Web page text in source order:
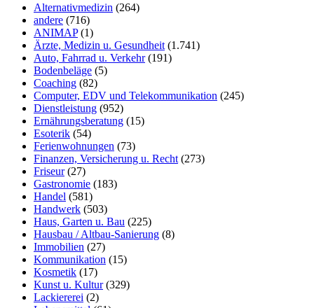
Alternativmedizin (264)
andere (716)
ANIMAP(1)
Ärzte, Medizin u. Gesundheit (1.741)
Auto, Fahrrad u. Verkehr(191)
Bodenbeläge (5)
Coaching (82)
Computer, EDV und Telekommunikation (245)
Dienstleistung (952)
Ernährungsberatung (15)
Esoterik (54)
Ferienwohnungen (73)
Finanzen, Versicherung u. Recht (273)
Friseur(27)
Gastronomie (183)
Handel (581)
Handwerk (503)
Haus, Garten u. Bau (225)
Hausbau / Altbau-Sanierung (8)
Immobilien (27)
Kommunikation (15)
Kosmetik (17)
Kunst u. Kultur(329)
Lackiererei (2)